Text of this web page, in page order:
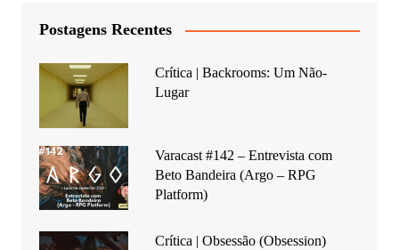
Postagens Recentes
Crítica | Backrooms: Um Não-
Lugar
Varacast #142 – Entrevista com
Beto Bandeira (Argo – RPG
Platform)
Crítica | Obsessão (Obsession)